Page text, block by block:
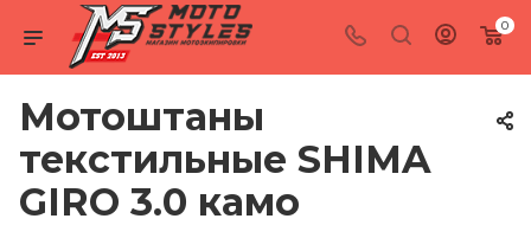
0
Мотоштаны
текстильные SHIMA
GIRO 3.0 камо